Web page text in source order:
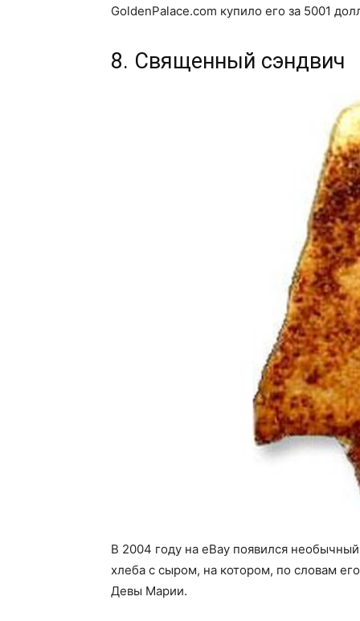
GoldenPalace.com купило его за 5001
8. Священный сэндвич
В 2004 году на eBay появился
хлеба с сыром, на котором, по словам
Девы Марии.